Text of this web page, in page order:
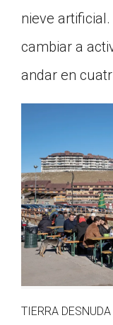
nieve
cambiar a
andar en
TIERRA